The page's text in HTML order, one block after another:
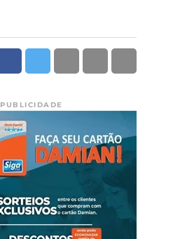
PUBLICIDADE